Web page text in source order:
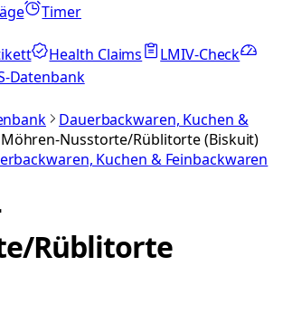
Timer
Health Claims
LMIV-Check
Datenbank
Dauerbackwaren, Kuchen &
Möhren-Nusstorte/Rüblitorte (Biskuit)
Kuchen & Feinbackwaren
Rüblitorte